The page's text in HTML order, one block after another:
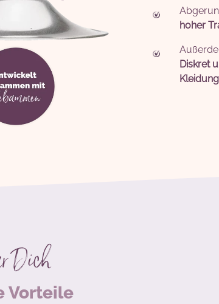
hoher
Diskret
Kleidung
Dich
Vorteile